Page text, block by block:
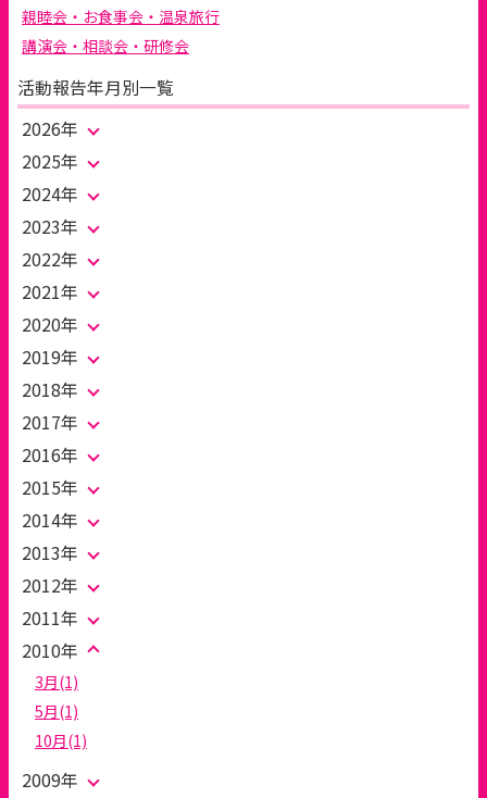
親睦会・お食事会・温泉旅行
講演会・相談会・研修会
活動報告年月別一覧
2026年
2025年
2024年
2023年
2022年
2021年
2020年
2019年
2018年
2017年
2016年
2015年
2014年
2013年
2012年
2011年
2010年
3月(1)
5月(1)
10月(1)
2009年